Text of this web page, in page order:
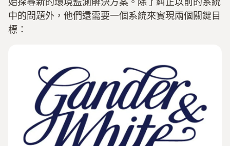
中的問題外，他們還需要一個系統來實現兩個關鍵目
標：